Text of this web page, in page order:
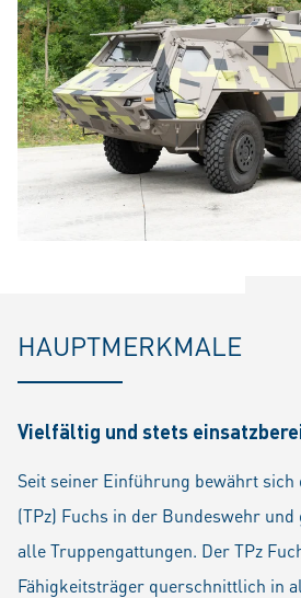
HAUPTMERKMALE
Vielfältig und stets
Seit seiner Einführung bewährt
(TPz) Fuchs in der Bundeswehr
alle Truppengattungen. Der TPz
Fähigkeitsträger querschnittlich in